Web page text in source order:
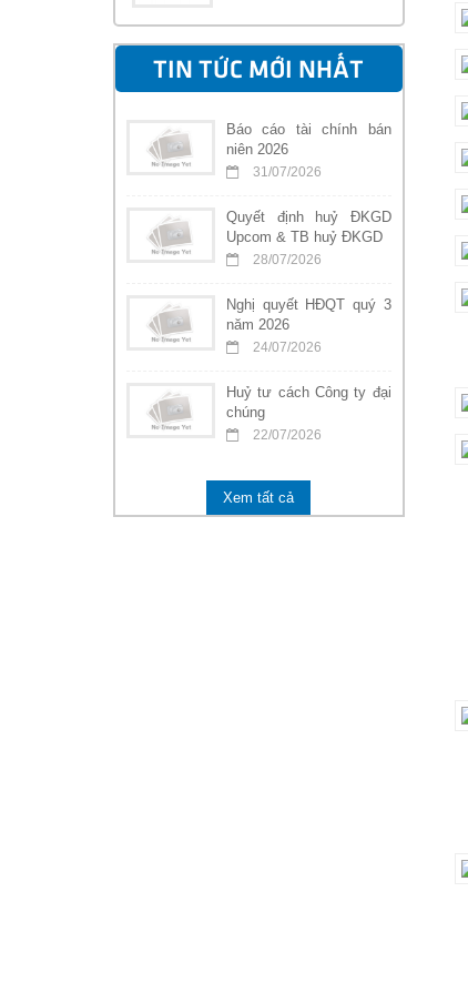
TIN TỨC MỚI NHẤT
Báo cáo tài chính bán
niên 2026
31/07/2026
Quyết định huỷ ĐKGD
Upcom & TB huỷ ĐKGD
28/07/2026
Nghị quyết HĐQT quý 3
năm 2026
24/07/2026
Huỷ tư cách Công ty đại
chúng
22/07/2026
Xem tất cả